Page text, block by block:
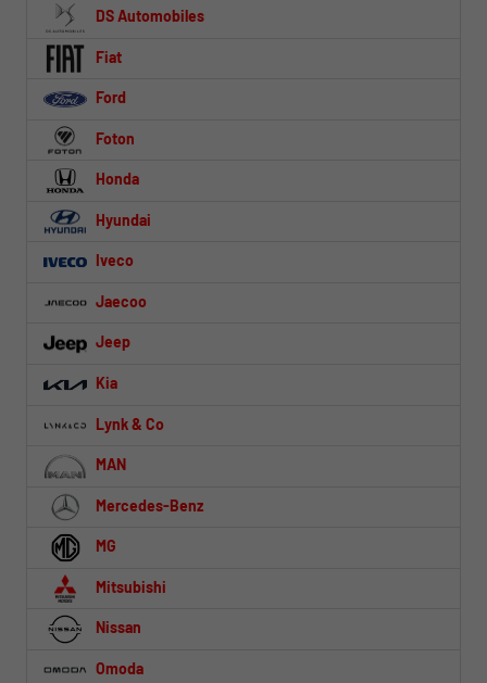
DS Automobiles
Fiat
Ford
Foton
Honda
Hyundai
Iveco
Jaecoo
Jeep
Kia
Lynk & Co
MAN
Mercedes-Benz
MG
Mitsubishi
Nissan
Omoda